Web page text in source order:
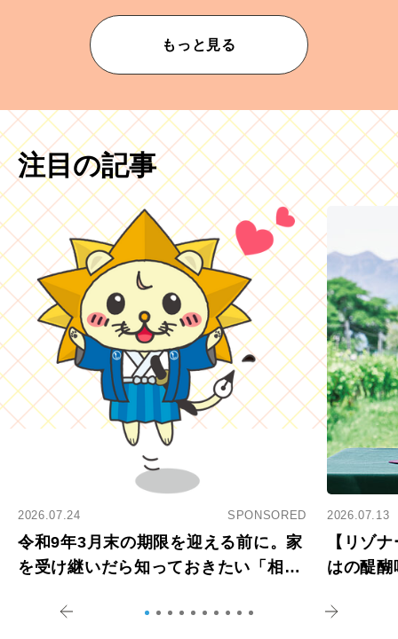
もっと見る
注目の記事
2026.07.24 SPONSORED
令和9年3月末の期限を迎える前に。家
を受け継いだら知っておきたい「相続
2026.07.13
【リゾ
はの醍